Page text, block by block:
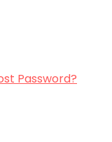
Password?